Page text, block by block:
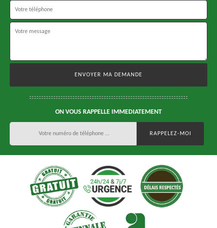
ON VOUS RAPPELLE IMMEDIATEMENT